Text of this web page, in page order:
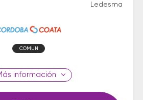
Ledesma
COMUN
información